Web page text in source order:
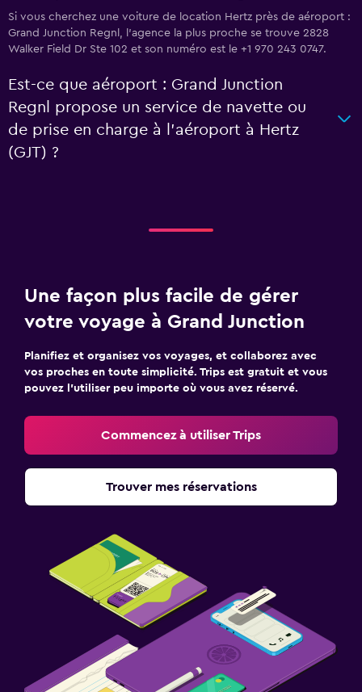
Si vous cherchez une voiture de location Hertz près de aéroport :
Grand Junction Regnl, l’agence la plus proche se trouve 2828
Walker Field Dr Ste 102 et son numéro est le +1 970 243 0747.
Est-ce que aéroport : Grand Junction
Regnl propose un service de navette ou
de prise en charge à l’aéroport à Hertz
(GJT) ?
Une façon plus facile de gérer
votre voyage à Grand Junction
Planifiez et organisez vos voyages, et collaborez avec
vos proches en toute simplicité. Trips est gratuit et vous
pouvez l’utiliser peu importe où vous avez réservé.
Commencez à utiliser Trips
Trouver mes réservations